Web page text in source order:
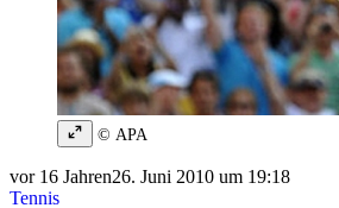
© APA
vor 16 Jahren26. Juni 2010 um 19:18
Tennis